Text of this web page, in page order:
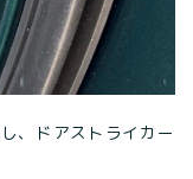
、ドアストライカー